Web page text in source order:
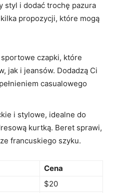
styl i dodać trochę pazura⁤
propozycji,⁢ które mogą⁤
czapki, które
jak i jeansów. Dodadzą Ci
casualowego
⁢i stylowe, idealne do
kurtką. Beret sprawi,
francuskiego szyku.
Cena
$20